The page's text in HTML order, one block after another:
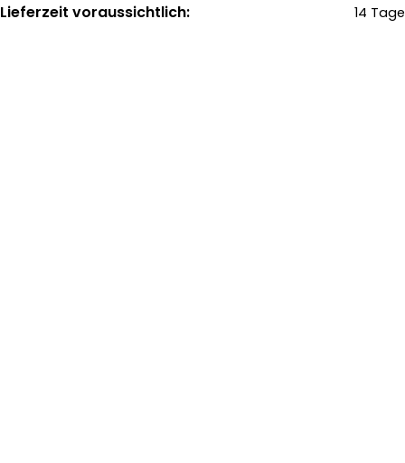
Lieferzeit voraussichtlich: 14 Tage